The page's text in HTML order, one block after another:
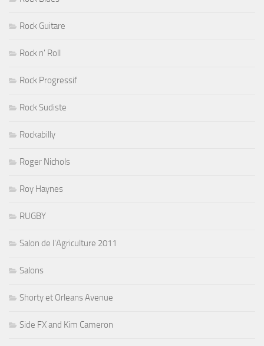
Rock Guitare
Rock n' Roll
Rock Progressif
Rock Sudiste
Rockabilly
Roger Nichols
Roy Haynes
RUGBY
Salon de l'Agriculture 2011
Salons
Shorty et Orleans Avenue
Side FX and Kim Cameron